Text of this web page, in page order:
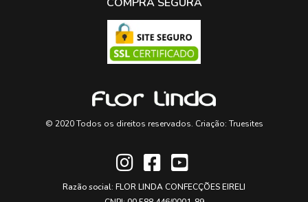
© 2020 Todos os direitos reservados. Criação: Truesites
Razão social: FLOR LINDA CONFECÇÕES EIRELI